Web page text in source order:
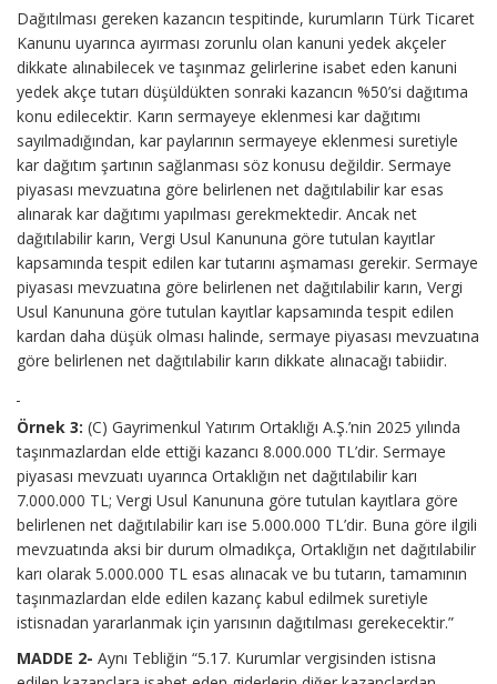
Dağıtılması gereken kazancın tespitinde, kurumların Türk Ticaret
Kanunu uyarınca ayırması zorunlu olan kanuni yedek akçeler
dikkate alınabilecek ve taşınmaz gelirlerine isabet eden kanuni
yedek akçe tutarı düşüldükten sonraki kazancın %50’si dağıtıma
konu edilecektir. Karın sermayeye eklenmesi kar dağıtımı
sayılmadığından, kar paylarının sermayeye eklenmesi suretiyle
kar dağıtım şartının sağlanması söz konusu değildir. Sermaye
piyasası mevzuatına göre belirlenen net dağıtılabilir kar esas
alınarak kar dağıtımı yapılması gerekmektedir. Ancak net
dağıtılabilir karın, Vergi Usul Kanununa göre tutulan kayıtlar
kapsamında tespit edilen kar tutarını aşmaması gerekir. Sermaye
piyasası mevzuatına göre belirlenen net dağıtılabilir karın, Vergi
Usul Kanununa göre tutulan kayıtlar kapsamında tespit edilen
kardan daha düşük olması halinde, sermaye piyasası mevzuatına
göre belirlenen net dağıtılabilir karın dikkate alınacağı tabiidir.
Örnek 3: (C) Gayrimenkul Yatırım Ortaklığı A.Ş.’nin 2025 yılında
taşınmazlardan elde ettiği kazancı 8.000.000 TL’dir. Sermaye
piyasası mevzuatı uyarınca Ortaklığın net dağıtılabilir karı
7.000.000 TL; Vergi Usul Kanununa göre tutulan kayıtlara göre
belirlenen net dağıtılabilir karı ise 5.000.000 TL’dir. Buna göre ilgili
mevzuatında aksi bir durum olmadıkça, Ortaklığın net dağıtılabilir
karı olarak 5.000.000 TL esas alınacak ve bu tutarın, tamamının
taşınmazlardan elde edilen kazanç kabul edilmek suretiyle
istisnadan yararlanmak için yarısının dağıtılması gerekecektir.”
MADDE 2- Aynı Tebliğin “5.17. Kurumlar vergisinden istisna